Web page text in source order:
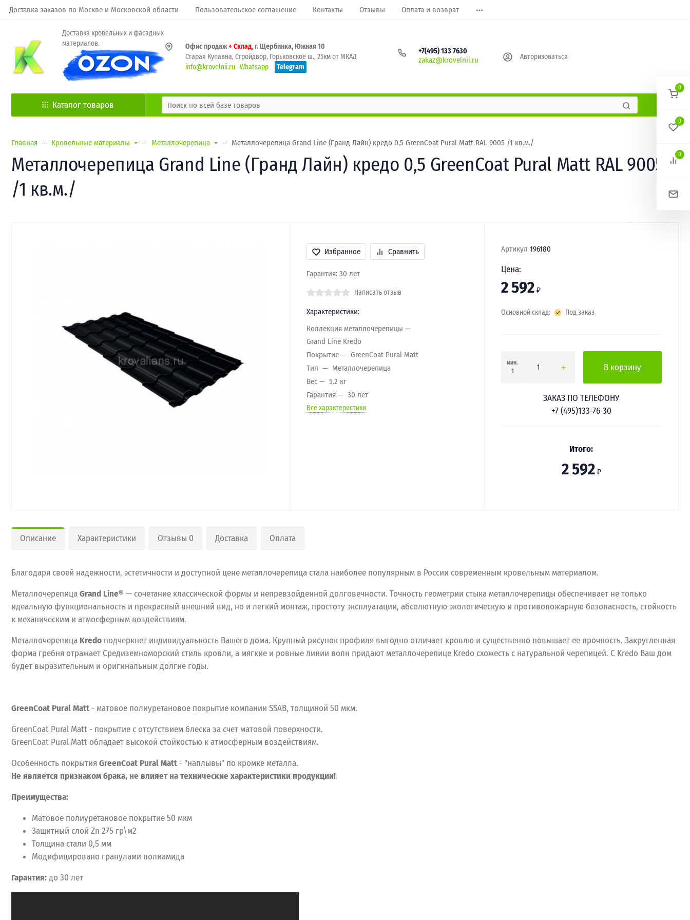
Доставка заказов по Москве и Московской области Пользовательское соглашение Контакты Отзывы Оплата и возврат
Доставка кровельных и фасадных
материалов.
Офис продаж+ Склад, г. Щербинка, Южная 10
Старая Купавна, Стройдвор, Горьковское ш., 25км от МКАД
info@krovelnii.ru Whatsapp Telegram
+7(495) 133 7630
zakaz@krovelnii.ru Авторизоваться
Каталог товаров
Главная Кровельные материалы Металлочерепица Металлочерепица Grand Line (Гранд Лайн) кредо 0,5 GreenСoat Pural Matt RAL 9005 /1 кв.м./
Металлочерепица Grand Line (Гранд Лайн) кредо 0,5 GreenСoat Pural Matt RAL 9005
/1 кв.м./
Избранное Сравнить
Гарантия: 30 лет
Написать отзыв
Характеристики:
Коллекция металлочерепицы
Grand Line Kredo
Покрытие
GreenCoat Pural Matt
Тип
Металлочерепица
Вес
5.2 кг
Гарантия
30 лет
Все характеристики
Артикул 196180
Цена:
2 592 ₽
Основной склад: Под заказ
мин.
1
В корзину
ЗАКАЗ ПО ТЕЛЕФОНУ
+7 (495)133-76-30
Итого:
2 592 ₽
Описание Характеристики Отзывы 0 Доставка Оплата
Благодаря своей надежности, эстетичности и доступной цене металлочерепица стала наиболее популярным в России современным кровельным материалом.
МеталлочерепицаGrand Line® — сочетание классической формы и непревзойденной долговечности. Точность геометрии стыка металлочерепицы обеспечивает не только
идеальную функциональность и прекрасный внешний вид, но и легкий монтаж, простоту эксплуатации, абсолютную экологическую и противопожарную безопасность, стойкость
к механическим и атмосферным воздействиям.
Металлочерепица Kredo подчеркнет индивидуальность Вашего дома. Крупный рисунок профиля выгодно отличает кровлю и существенно повышает ее прочность. Закругленная
форма гребня отражает Средиземноморский стиль кровли, а мягкие и ровные линии волн придают металлочерепице Kredo схожесть с натуральной черепицей. С Kredo Ваш дом
будет выразительным и оригинальным долгие годы.
GreenCoat Pural Matt - матовое полиуретановое покрытие компании SSAB, толщиной 50 мкм.
GreenCoat Pural Matt - покрытие с отсутствием блеска за счет матовой поверхности.
GreenCoat Pural Matt обладает высокой стойкостью к атмосферным воздействиям.
Особенность покрытия GreenCoat Pural Matt - "наплывы" по кромке металла.
Не является признаком брака, не влияет на технические характеристики продукции!
Преимущества:
Матовое полиуретановое покрытие 50 мкм
Защитный слой Zn 275 гр\м2
Толщина стали 0,5 мм
Модифицировано гранулами полиамида
Гарантия:до 30 лет
0
0
0